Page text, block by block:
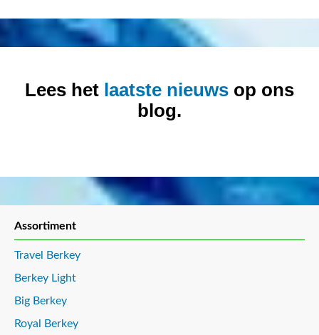
Lees het laatste nieuws op ons
blog.
Assortiment
Travel Berkey
Berkey Light
Big Berkey
Royal Berkey